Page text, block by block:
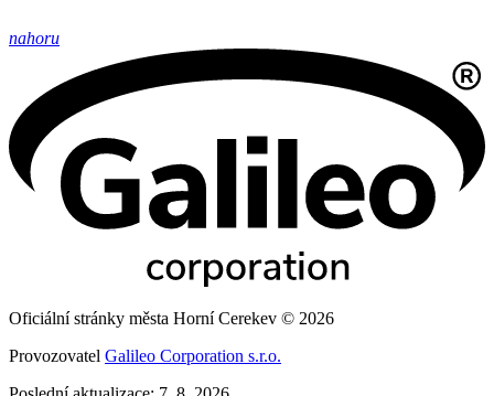
nahoru
Oficiální stránky města Horní Cerekev © 2026
Provozovatel Galileo Corporation s.r.o.